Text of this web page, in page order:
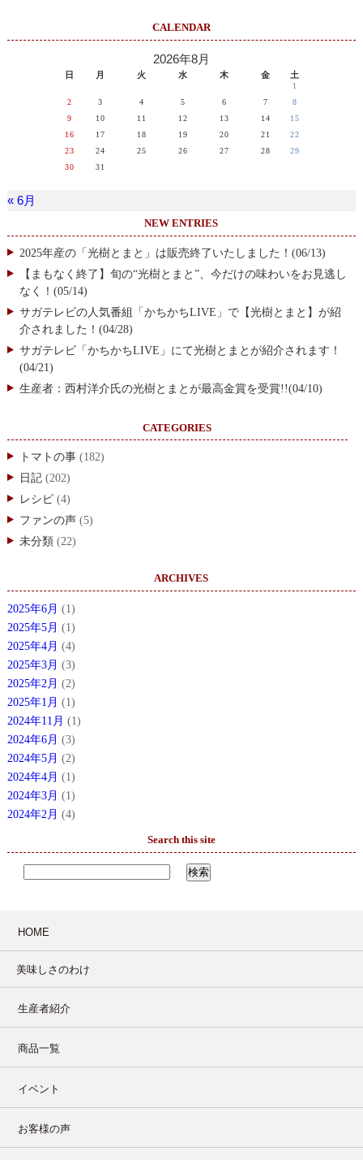
CALENDAR
2026年8月
日 月 火 水 木 金 土
1
2
3 4 5 6 7
8
9
10 11 12 13 14
15
16
17 18 19 20 21
22
23
24 25 26 27 28
29
30
31
« 6月
NEW ENTRIES
2025年産の「光樹とまと」は販売終了いたしました！(06/13)
【まもなく終了】旬の“光樹とまと”、今だけの味わいをお見逃し
なく！(05/14)
サガテレビの人気番組「かちかちLIVE」で【光樹とまと】が紹
介されました！(04/28)
サガテレビ「かちかちLIVE」にて光樹とまとが紹介されます！
(04/21)
生産者：西村洋介氏の光樹とまとが最高金賞を受賞!!(04/10)
CATEGORIES
トマトの事(182)
日記(202)
レシピ(4)
ファンの声(5)
未分類 (22)
ARCHIVES
2025年6月 (1)
2025年5月 (1)
2025年4月 (4)
2025年3月 (3)
2025年2月 (2)
2025年1月 (1)
2024年11月 (1)
2024年6月 (3)
2024年5月 (2)
2024年4月 (1)
2024年3月 (1)
2024年2月 (4)
Search this site
HOME
美味しさのわけ
生産者紹介
商品一覧
イベント
お客様の声